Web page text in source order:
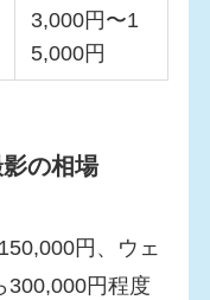
3,000円〜1
5,000円
の相場
円、ウェ
300,000円程度